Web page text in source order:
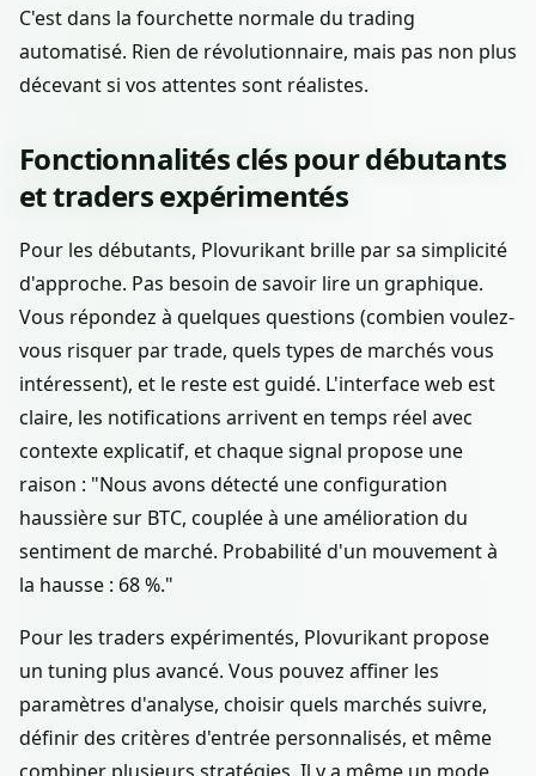
C'est dans la fourchette normale du trading
automatisé. Rien de révolutionnaire, mais pas non plus
décevant si vos attentes sont réalistes.
Fonctionnalités clés pour débutants
et traders expérimentés
Pour les débutants, Plovurikant brille par sa simplicité
d'approche. Pas besoin de savoir lire un graphique.
Vous répondez à quelques questions (combien voulez-
vous risquer par trade, quels types de marchés vous
intéressent), et le reste est guidé. L'interface web est
claire, les notifications arrivent en temps réel avec
contexte explicatif, et chaque signal propose une
raison : "Nous avons détecté une configuration
haussière sur BTC, couplée à une amélioration du
sentiment de marché. Probabilité d'un mouvement à
la hausse : 68 %."
Pour les traders expérimentés, Plovurikant propose
un tuning plus avancé. Vous pouvez affiner les
paramètres d'analyse, choisir quels marchés suivre,
définir des critères d'entrée personnalisés, et même